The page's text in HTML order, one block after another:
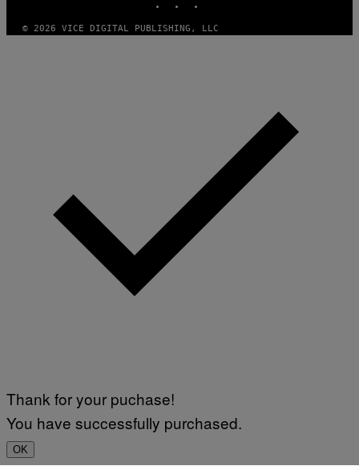
© 2026 VICE DIGITAL PUBLISHING, LLC
Thank for your puchase!
You have successfully purchased.
OK